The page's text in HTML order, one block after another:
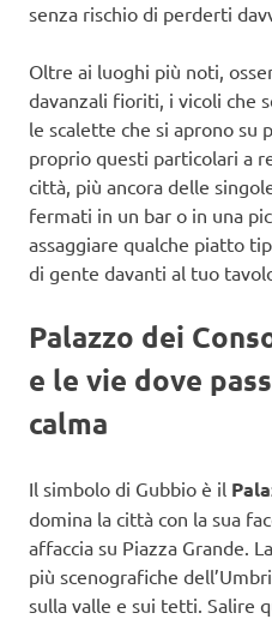
senza rischio di perderti
Oltre ai luoghi più noti,
davanzali fioriti, i vicoli che
le scalette che si aprono su
proprio questi particolari a
città, più ancora delle
fermati in un bar o in una
assaggiare qualche piatto
di gente davanti al tuo
Palazzo dei
e le vie dove
calma
Il simbolo di Gubbio è il
domina la città con la sua
affaccia su Piazza Grande.
più scenografiche
sulla valle e sui tetti. Salire